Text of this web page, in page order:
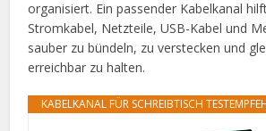
organisiert. Ein passender Kabelkanal
Stromkabel, Netzteile, USB-Kabel und
sauber zu bündeln, zu verstecken und
erreichbar zu halten.
KABELKANAL FÜR SCHREIBTISCH